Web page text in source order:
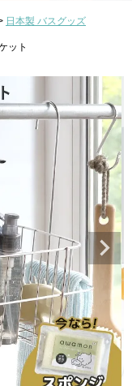
日本製 バスグッズ
ット